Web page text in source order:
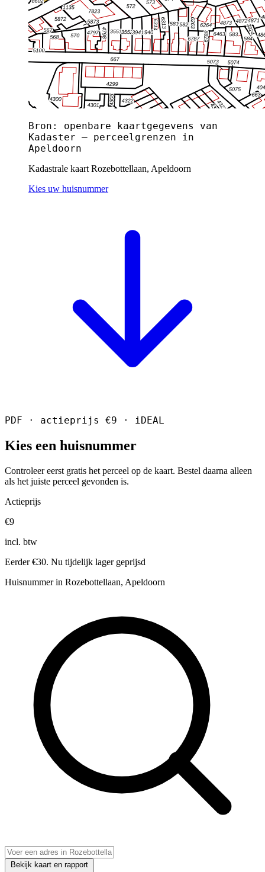
Bron: openbare kaartgegevens van
Kadaster — perceelgrenzen in
Apeldoorn
Kadastrale kaart Rozebottellaan, Apeldoorn
Kies uw huisnummer
PDF · actieprijs €9 · iDEAL
Kies een huisnummer
Controleer eerst gratis het perceel op de kaart. Bestel daarna alleen
als het juiste perceel gevonden is.
Actieprijs
€9
incl. btw
Eerder €30. Nu tijdelijk lager geprijsd
Huisnummer in Rozebottellaan, Apeldoorn
Bekijk kaart en rapport